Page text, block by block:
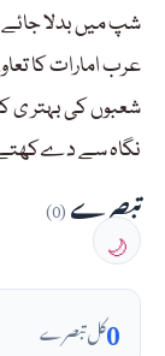
شپ میں بدلا
عرب امارات کا
شعبوں کی بہتر ی
نگاہ سے
تبصرے(0)
🌙
0کل تبصرے